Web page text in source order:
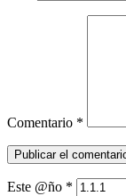
Comentario *
Este @ño *